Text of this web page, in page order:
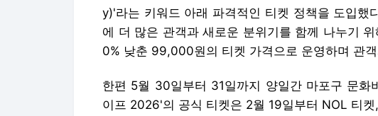
y)'라는 키워드 아래 파격적인 티켓 정책을 도입했
에 더 많은 관객과 새로운 분위기를 함께 나누기
0% 낮춘 99,000원의 티켓 가격으로 운영하며 관
한편 5월 30일부터 31일까지 양일간 마포구 문화
이프 2026'의 공식 티켓은 2월 19일부터 NOL 티